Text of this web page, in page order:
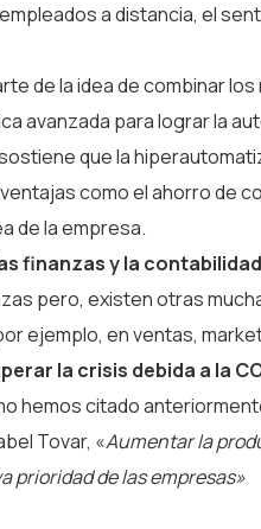
a distancia, el
de la idea de combinar
avanzada para lograr la
que la
como el ahorro de
de la empresa.
finanzas y la
pero, existen otras
ejemplo, en ventas,
la crisis debida a la
hemos citado
Tovar, «Aumentar la
prioridad de las empresas»